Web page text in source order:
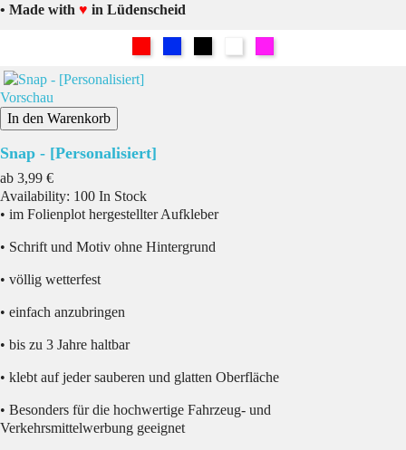
• Made with ♥ in Lüdenscheid
Vorschau
In den Warenkorb
Snap - [Personalisiert]
ab Preis
3,99 €
Availability: 100 In Stock
• im Folienplot hergestellter Aufkleber
• Schrift und Motiv ohne Hintergrund
• völlig wetterfest
• einfach anzubringen
• bis zu 3 Jahre haltbar
• klebt auf jeder sauberen und glatten Oberfläche
• Besonders für die hochwertige Fahrzeug- und
Verkehrsmittelwerbung geeignet